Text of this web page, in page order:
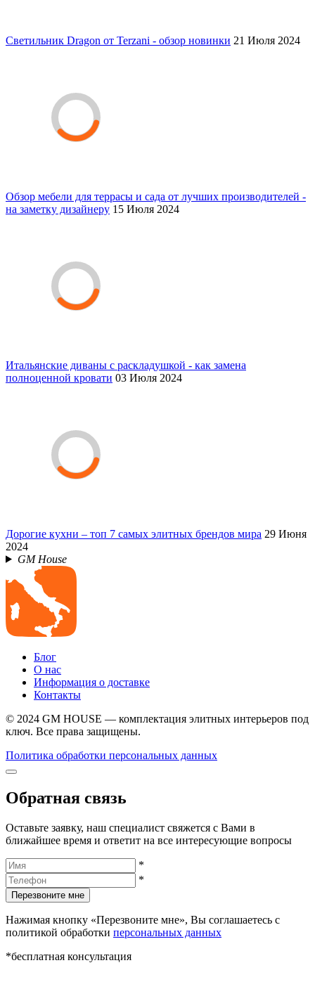
Светильник Dragon от Terzani - обзор новинки 21 Июля 2024
Обзор мебели для террасы и сада от лучших производителей -
на заметку дизайнеру 15 Июля 2024
Итальянские диваны с раскладушкой - как замена
полноценной кровати 03 Июля 2024
Дорогие кухни – топ 7 самых элитных брендов мира 29 Июня
2024
GM House
Блог
О нас
Информация о доставке
Контакты
© 2024 GM HOUSE — комплектация элитных интерьеров под
ключ. Все права защищены.
Политика обработки персональных данных
Обратная связь
Оставьте заявку, наш специалист свяжется с Вами в
ближайшее время и ответит на все интересующие вопросы
*
*
Перезвоните мне
Нажимая кнопку «Перезвоните мне», Вы соглашаетесь с
политикой обработки персональных данных
*бесплатная консультация